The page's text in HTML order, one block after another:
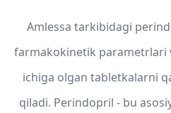
Amlessa tarkibidagi
farmakokinetik parametrlari
ichiga olgan tabletkalarni
qiladi. Perindopril - bu